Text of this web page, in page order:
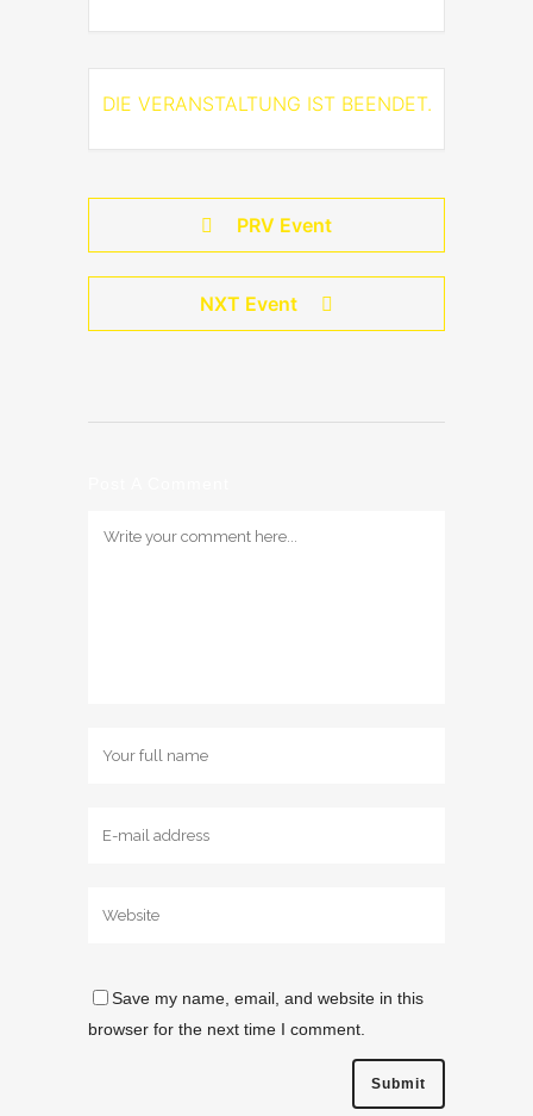
DIE VERANSTALTUNG IST BEENDET.
PRV Event
NXT Event
Save my name, email, and website in this
browser for the next time I comment.